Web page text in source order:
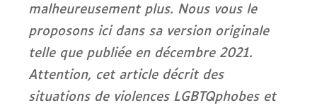
malheureusement plus. Nous vous le
proposons ici dans sa version originale
telle que publiée en décembre 2021.
Attention, cet article décrit des
situations de violences LGBTQphobes et